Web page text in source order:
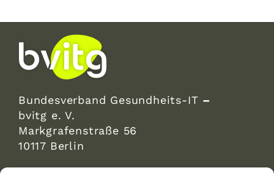
Bundesverband Gesundheits-IT –
bvitg e. V.
Markgrafenstraße 56
10117 Berlin